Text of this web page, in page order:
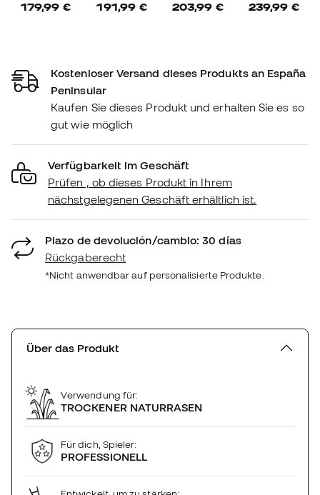
179,99 € 191,99 € 203,99 € 239,99 €
Kostenloser Versand dieses Produkts an España
Peninsular
Kaufen Sie dieses Produkt und erhalten Sie es so
gut wie möglich
Verfügbarkeit im Geschäft
Prüfen , ob dieses Produkt in Ihrem
nächstgelegenen Geschäft erhältlich ist.
Plazo de devolución/cambio: 30 días
Rückgaberecht
*Nicht anwendbar auf personalisierte Produkte.
Über das Produkt
Verwendung für:
TROCKENER NATURRASEN
Für dich, Spieler:
PROFESSIONELL